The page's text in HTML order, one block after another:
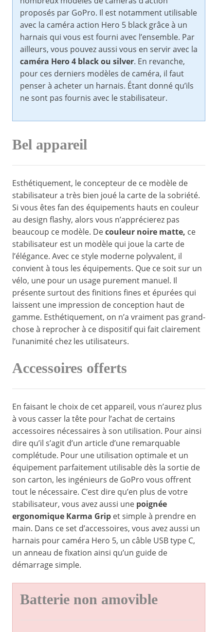
proposés par GoPro. Il est notamment utilisable
avec la caméra action Hero 5 black grâce à un
harnais qui vous est fourni avec l’ensemble. Par
ailleurs, vous pouvez aussi vous en servir avec la
caméra Hero 4 black ou silver. En revanche,
pour ces derniers modèles de caméra, il faut
penser à acheter un harnais. Étant donné qu’ils
ne sont pas fournis avec le stabilisateur.
Bel appareil
Esthétiquement, le concepteur de ce modèle de
stabilisateur a très bien joué la carte de la sobriété.
Si vous êtes fan des équipements hauts en couleur
au design flashy, alors vous n’apprécierez pas
beaucoup ce modèle. Decouleur noire matte, ce
stabilisateur est un modèle qui joue la carte de
l’élégance. Avec ce style moderne polyvalent, il
convient à tous les équipements. Que ce soit sur un
vélo, une pour un usage purement manuel. Il
présente surtout des finitions fines et épurées qui
laissent une impression de conception haut de
gamme. Esthétiquement, on n’a vraiment pas grand-
chose à reprocher à ce dispositif qui fait clairement
l’unanimité chez les utilisateurs.
Accessoires offerts
En faisant le choix de cet appareil, vous n’aurez plus
à vous casser la tête pour l’achat de certains
accessoires nécessaires à son utilisation. Pour ainsi
dire qu’il s’agit d’un article d’une remarquable
complétude. Pour une utilisation optimale et un
équipement parfaitement utilisable dès la sortie de
son carton, les ingénieurs de GoPro vous offrent
tout le nécessaire. C’est dire qu’en plus de votre
stabilisateur, vous avez aussi une poignée
ergonomique Karma Grip et simple à prendre en
main. Dans ce set d’accessoires, vous avez aussi un
harnais pour caméra Hero 5, un câble USB type C,
un anneau de fixation ainsi qu’un guide de
démarrage simple.
Batterie non amovible